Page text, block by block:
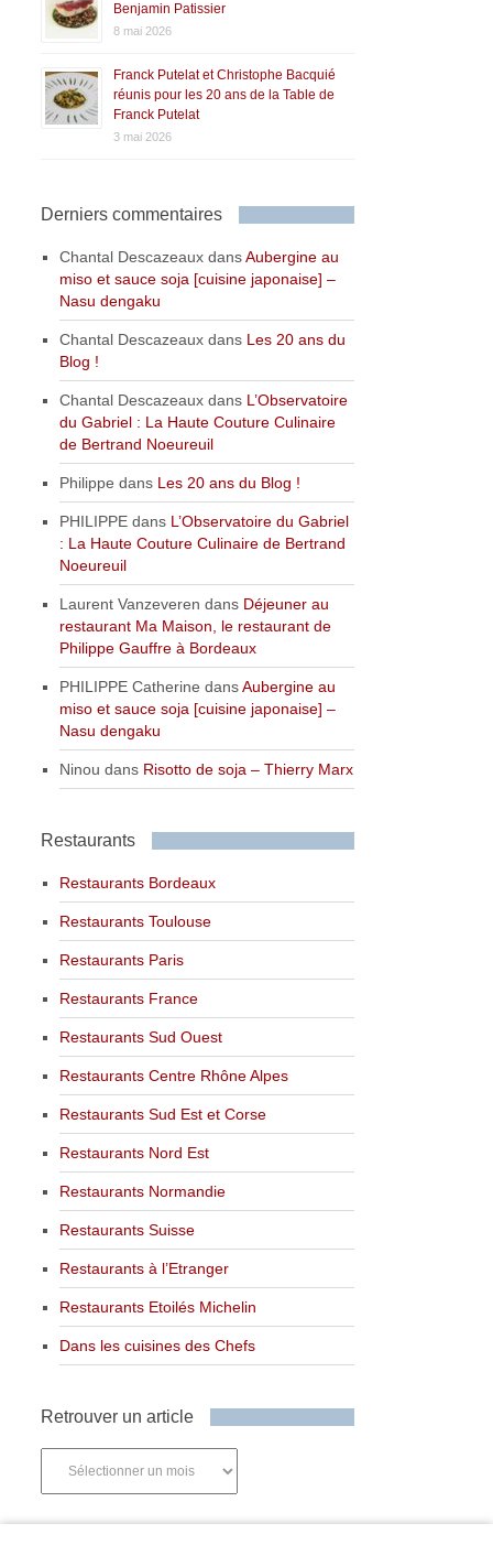
Benjamin Patissier
8 mai 2026
Franck Putelat et Christophe Bacquié
réunis pour les 20 ans de la Table de
Franck Putelat
3 mai 2026
Derniers commentaires
Chantal Descazeaux dansAubergine au
miso et sauce soja [cuisine japonaise] –
Nasu dengaku
Chantal Descazeaux dans Les 20 ans du
Blog !
Chantal Descazeaux dans L’Observatoire
du Gabriel : La Haute Couture Culinaire
de Bertrand Noeureuil
Philippe dans Les 20 ans du Blog !
PHILIPPE dans L’Observatoire du Gabriel
: La Haute Couture Culinaire de Bertrand
Noeureuil
Laurent Vanzeveren dans Déjeuner au
restaurant Ma Maison, le restaurant de
Philippe Gauffre à Bordeaux
PHILIPPE Catherine dansAubergine au
miso et sauce soja [cuisine japonaise] –
Nasu dengaku
Ninou dans Risotto de soja – Thierry Marx
Restaurants
Restaurants Bordeaux
Restaurants Toulouse
Restaurants Paris
Restaurants France
Restaurants Sud Ouest
Restaurants Centre Rhône Alpes
Restaurants Sud Est et Corse
Restaurants Nord Est
Restaurants Normandie
Restaurants Suisse
Restaurants à l’Etranger
Restaurants Etoilés Michelin
Dans les cuisines des Chefs
Retrouver un article